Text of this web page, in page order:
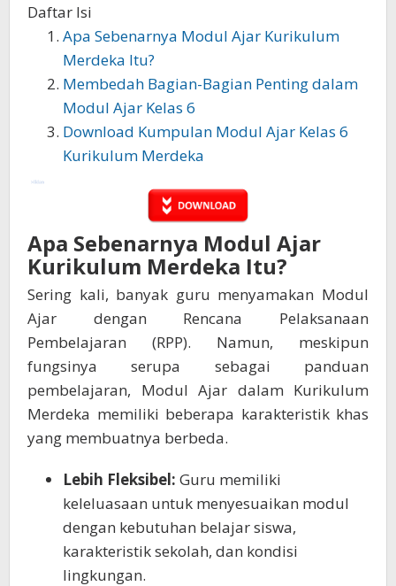
Daftar Isi
Apa Sebenarnya Modul Ajar Kurikulum
Merdeka Itu?
Membedah Bagian-Bagian Penting dalam
Modul Ajar Kelas 6
Download Kumpulan Modul Ajar Kelas 6
Kurikulum Merdeka
Apa Sebenarnya Modul Ajar
Kurikulum Merdeka Itu?
Sering kali, banyak guru menyamakan Modul
Ajar dengan Rencana Pelaksanaan
Pembelajaran (RPP). Namun, meskipun
fungsinya serupa sebagai panduan
pembelajaran, Modul Ajar dalam Kurikulum
Merdeka memiliki beberapa karakteristik khas
yang membuatnya berbeda.
Lebih Fleksibel: Guru memiliki
keleluasaan untuk menyesuaikan modul
dengan kebutuhan belajar siswa,
karakteristik sekolah, dan kondisi
lingkungan.